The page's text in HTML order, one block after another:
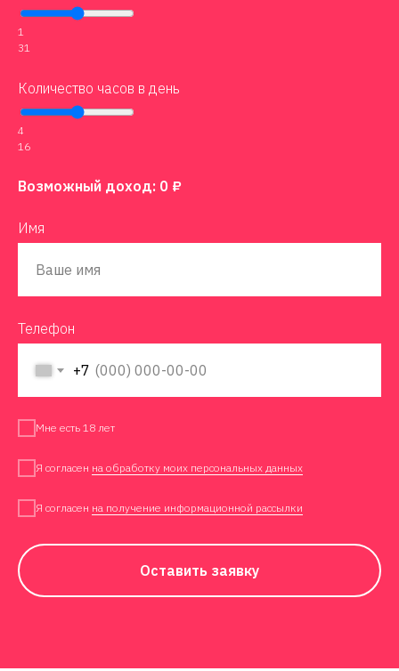
1
31
Количество часов в день
4
16
Возможный доход: 0 ₽
Имя
Телефон
+7
Мне есть 18 лет
Я согласен на обработку моих персональных данных
Я согласен на получение информационной рассылки
Оставить заявку